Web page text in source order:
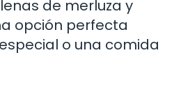
de merluza y
opción perfecta
o una comida